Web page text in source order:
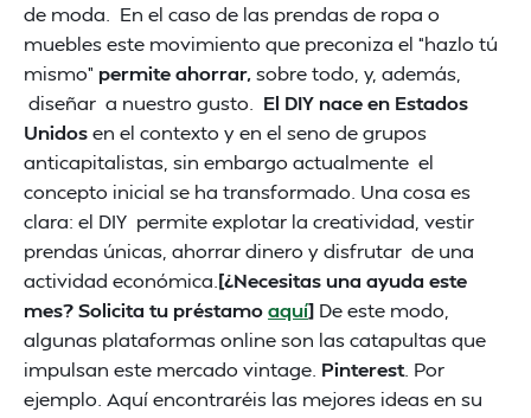
de moda. En el caso de las prendas de ropa o
muebles este movimiento que preconiza el “hazlo tú
mismo” permite ahorrar,sobre todo, y, además,
diseñar a nuestro gusto. El DIY nace en Estados
Unidosen el contexto y en el seno de grupos
anticapitalistas, sin embargo actualmente el
concepto inicial se ha transformado. Una cosa es
clara: el DIY permite explotar la creatividad, vestir
prendas únicas, ahorrar dinero y disfrutar de una
actividad económica. [¿Necesitas una ayuda este
mes? Solicita tu préstamoaquí] De este modo,
algunas plataformas online son las catapultas que
impulsan este mercado vintage. Pinterest. Por
ejemplo. Aquí encontraréis las mejores ideas en su